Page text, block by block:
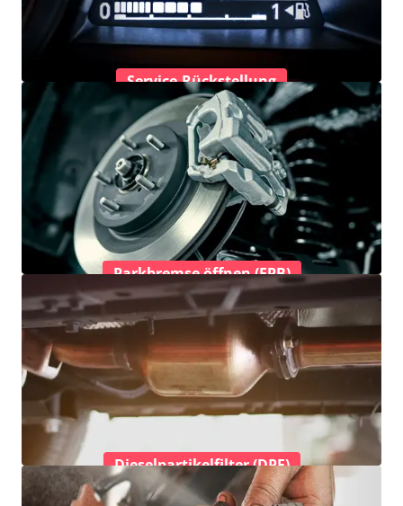
Service-Rückstellung
Parkbremse öffnen (EPB)
Dieselpartikelfilter (DPF)